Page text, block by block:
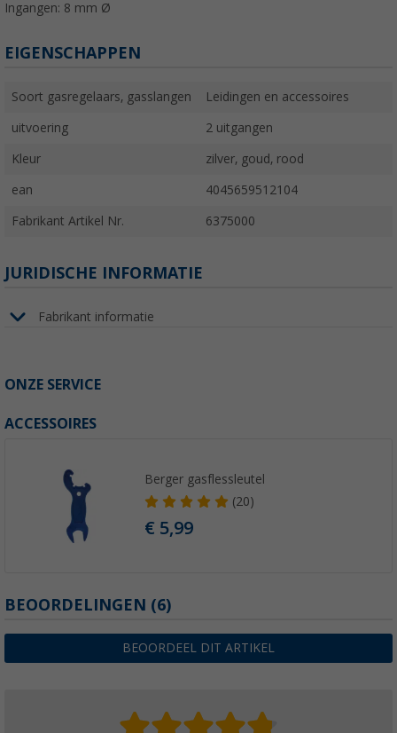
Ingangen: 8 mm Ø
EIGENSCHAPPEN
Soort gasregelaars, gasslangen Leidingen en accessoires
uitvoering 2 uitgangen
Kleur zilver, goud, rood
ean 4045659512104
Fabrikant Artikel Nr. 6375000
JURIDISCHE INFORMATIE
Fabrikant informatie
ONZE SERVICE
ACCESSOIRES
Berger gasflessleutel
(20)
€ 5,99
BEOORDELINGEN (6)
BEOORDEEL DIT ARTIKEL